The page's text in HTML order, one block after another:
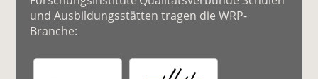
und Ausbildungsstätten tragen die WRP-
Branche: